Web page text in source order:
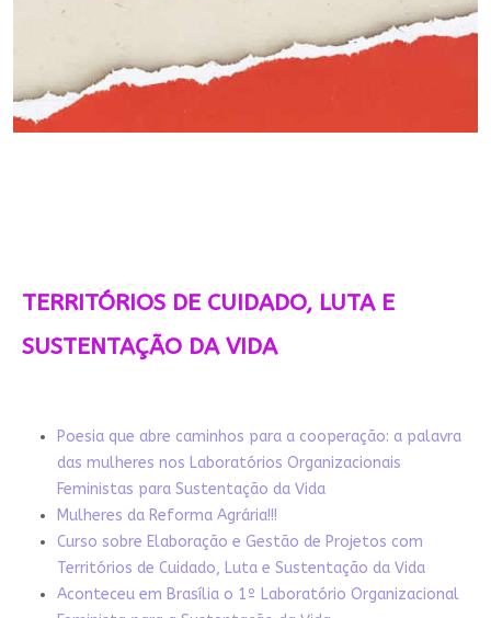
TERRITÓRIOS DE CUIDADO, LUTA E
SUSTENTAÇÃO DA VIDA
Poesia que abre caminhos para a cooperação: a palavra
das mulheres nos Laboratórios Organizacionais
Feministas para Sustentação da Vida
Mulheres da Reforma Agrária!!!
Curso sobre Elaboração e Gestão de Projetos com
Territórios de Cuidado, Luta e Sustentação da Vida
Aconteceu em Brasília o 1º Laboratório Organizacional